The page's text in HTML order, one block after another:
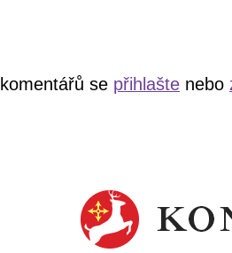
se přihlašte nebo